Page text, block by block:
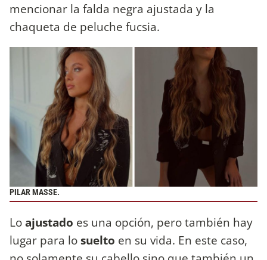
mencionar la falda negra ajustada y la
chaqueta de peluche fucsia.
PILAR MASSE.
Loajustado es una opción, pero también hay
lugar para losuelto en su vida. En este caso,